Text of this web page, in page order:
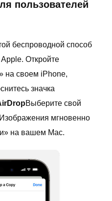
пользователей
беспроводной способ
Откройте
на своем iPhone,
значка
Выберите свой
мгновенно
на вашем Mac.